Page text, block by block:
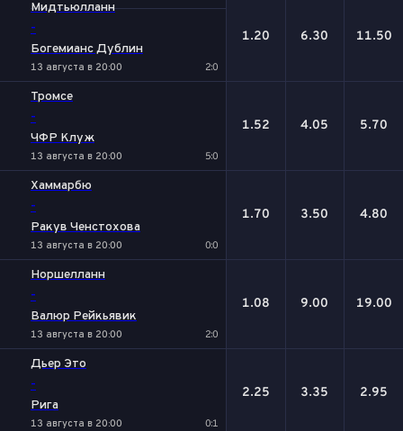
Мидтьюлланн
-
Богемианс Дублин
13 августа в 20:00 2:0
1.20 6.30 11.50
Тромсе
-
ЧФР Клуж
13 августа в 20:00 5:0
1.52 4.05 5.70
Хаммарбю
-
Ракув Ченстохова
13 августа в 20:00 0:0
1.70 3.50 4.80
Норшелланн
-
Валюр Рейкьявик
13 августа в 20:00 2:0
1.08 9.00 19.00
Дьер Это
-
Рига
13 августа в 20:00 0:1
2.25 3.35 2.95